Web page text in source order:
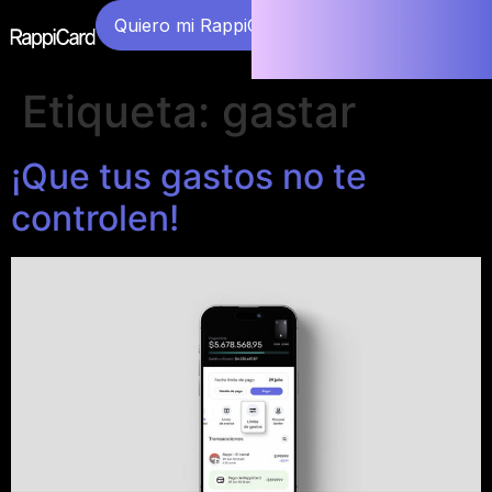
Quiero mi RappiCard
Etiqueta: gastar
¡Que tus gastos no te
controlen!